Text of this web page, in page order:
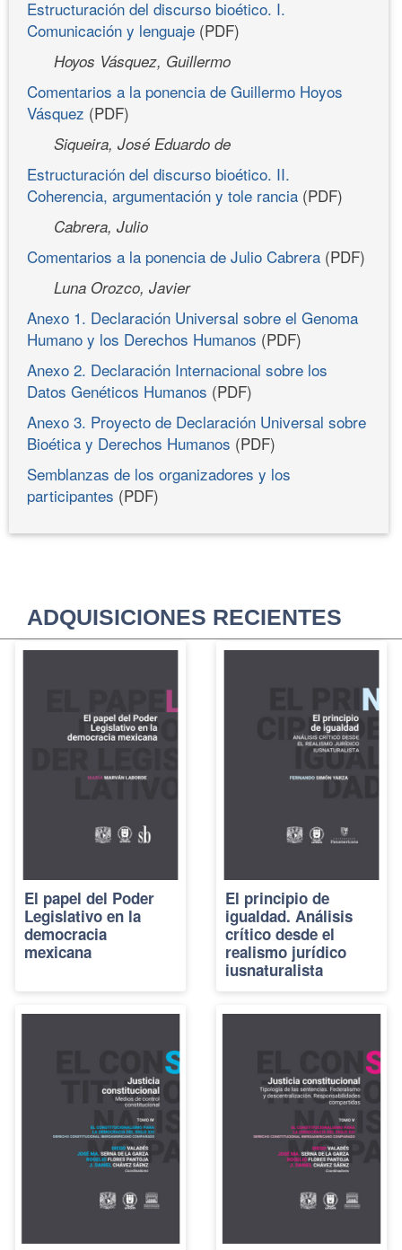
Estructuración del discurso bioético. I.
Comunicación y lenguaje (PDF)
Hoyos Vásquez, Guillermo
Comentarios a la ponencia de Guillermo Hoyos
Vásquez (PDF)
Siqueira, José Eduardo de
Estructuración del discurso bioético. II.
Coherencia, argumentación y tole rancia (PDF)
Cabrera, Julio
Comentarios a la ponencia de Julio Cabrera (PDF)
Luna Orozco, Javier
Anexo 1. Declaración Universal sobre el Genoma
Humano y los Derechos Humanos (PDF)
Anexo 2. Declaración Internacional sobre los
Datos Genéticos Humanos (PDF)
Anexo 3. Proyecto de Declaración Universal sobre
Bioética y Derechos Humanos (PDF)
Semblanzas de los organizadores y los
participantes (PDF)
ADQUISICIONES RECIENTES
El papel del Poder
Legislativo en la
democracia
mexicana
El principio de
igualdad. Análisis
crítico desde el
realismo jurídico
iusnaturalista